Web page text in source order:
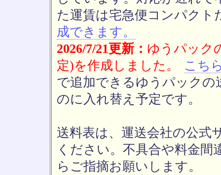
た運賃は宅急便コンパクト
成できます。
2026/7/21更新： ゆうパック
定)を作成しました。
こち
で追加できるゆうパックの
のに入れ替え予定です。
送料表は、運送会社の公式
ください。不具合や料金間
らご指摘お願いします。